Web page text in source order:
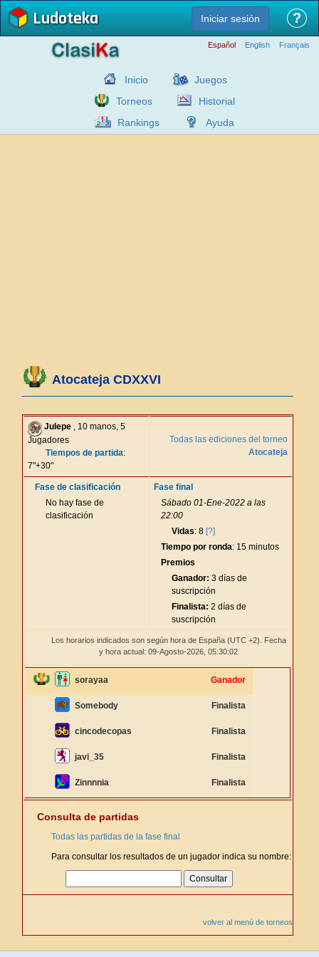
Ludoteka Iniciar sesión ?
Español English Français
Inicio
Juegos
Torneos
Historial
Rankings
Ayuda
Atocateja CDXXVI
Julepe , 10 manos, 5
Jugadores
Tiempos de partida:
7"+30"
Todas las ediciones del torneo
Atocateja
Fase de clasificación
No hay fase de
clasificación
Fase final
Sábado 01-Ene-2022 a las
22:00
Vidas: 8 [?]
Tiempo por ronda: 15 minutos
Premios
Ganador: 3 días de
suscripción
Finalista: 2 días de
suscripción
Los horarios indicados son según hora de España (UTC +2). Fecha
y hora actual: 09-Agosto-2026, 05:30:03
sorayaa Ganador
Somebody Finalista
cincodecopas Finalista
javi_35 Finalista
Zinnnnia Finalista
Consulta de partidas
Todas las partidas de la fase final
Para consultar los resultados de un jugador indica su nombre:
volver al menú de torneos